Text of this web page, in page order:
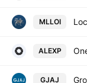
MLLOI
ALEXP
GJAJ